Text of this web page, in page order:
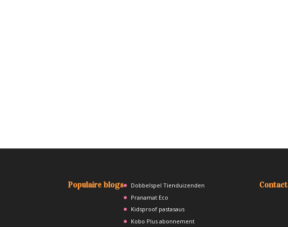
Populaire blogs
Dobbelspel Tienduizenden
Pranamat Eco
Kidsproof pastasaus
Kobo Plus abonnement
Contact